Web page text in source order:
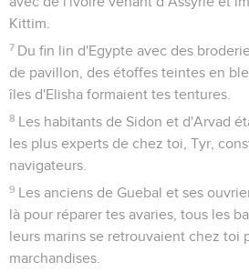
Kittim.
7 Du fin lin d'Egypte avec des
de pavillon, des étoffes teintes en
îles d'Elisha formaient tes tentures.
8 Les habitants de Sidon et d'Arvad
les plus experts de chez toi, Tyr,
navigateurs.
9 Les anciens de Guebal et ses
là pour réparer tes avaries, tous les
leurs marins se retrouvaient chez toi
marchandises.